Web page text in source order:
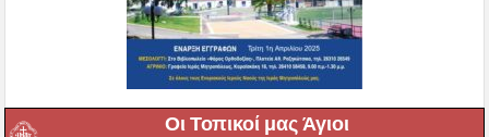
Οι Τοπικοί μας Άγιοι